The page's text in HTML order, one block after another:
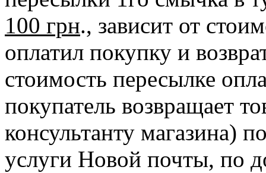
100 грн., зависит от
оплатил покупку и
стоимость пересылке
покупатель возвращает
консультанту магазина)
услуги Новой почты, по